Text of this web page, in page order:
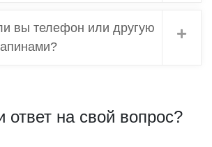
вы телефон или другую
на свой вопрос?